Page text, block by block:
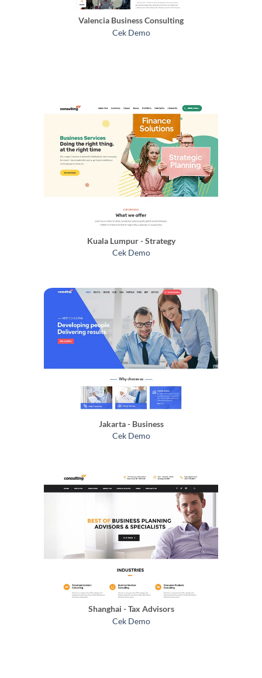
Valencia Business Consulting
Cek Demo
Kuala Lumpur - Strategy
Cek Demo
Jakarta - Business
Cek Demo
Shanghai - Tax Advisors
Cek Demo